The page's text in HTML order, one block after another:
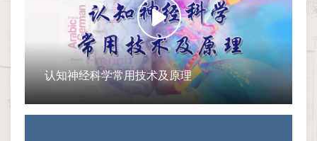
认知神经科学常用技术及原理